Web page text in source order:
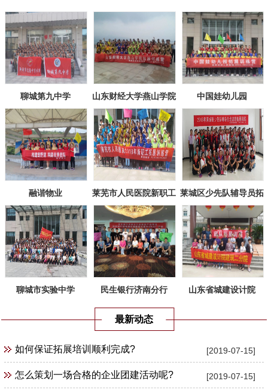
聊城第九中学 山东财经大学燕山学院 中国娃幼儿园
融谐物业
莱芜市人民医院新职工
拓展训练
莱城区少先队辅导员拓
展训练
聊城市实验中学 民生银行济南分行 山东省城建设计院
最新动态
[2019-07-15]
如何保证拓展培训顺利完成?
[2019-07-15]
怎么策划一场合格的企业团建活动呢?